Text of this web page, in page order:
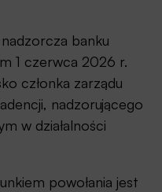
banku
1 czerwca 2026 r.
członka zarządu
nadzorującego
w działalności
powołania jest